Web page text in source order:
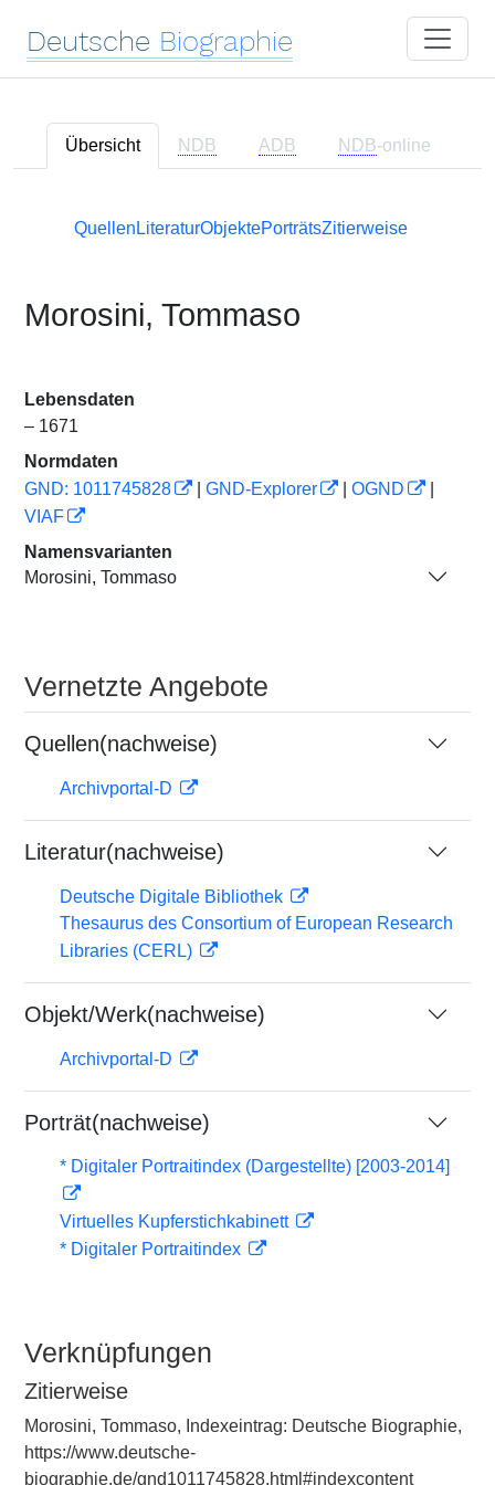
Deutsche Biographie
Übersicht NDB ADB NDB-online
Quellen LiteraturObjektePorträtsZitierweise
Morosini, Tommaso
Lebensdaten
– 1671
Normdaten
GND: 1011745828
GND-Explorer OGND
VIAF
Namensvarianten
Morosini, Tommaso
Vernetzte Angebote
Quellen(nachweise)
Archivportal-D
Literatur(nachweise)
Deutsche Digitale Bibliothek
Thesaurus des Consortium of European Research
Libraries (CERL)
Objekt/Werk(nachweise)
Archivportal-D
Porträt(nachweise)
* Digitaler Portraitindex (Dargestellte) [2003-2014]
Virtuelles Kupferstichkabinett
* Digitaler Portraitindex
Verknüpfungen
Zitierweise
Morosini, Tommaso, Indexeintrag: Deutsche Biographie,
https://www.deutsche-
biographie.de/gnd1011745828.html#indexcontent